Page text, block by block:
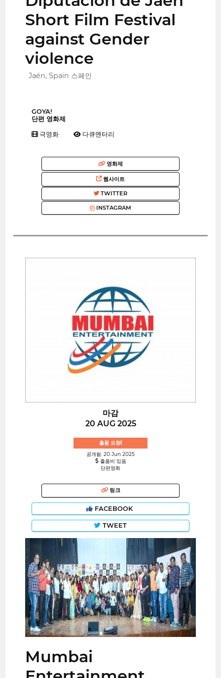
Short Film Festival
against Gender
violence
Jaén, Spain 스페인
GOYA!
단편 영화제
극영화 다큐멘터리
영화제
웹사이트
TWITTER
INSTAGRAM
마감
20 AUG 2025
출품 요청!
공개됨: 20 Jun 2025
출품비 있음
단편영화
링크
FACEBOOK
TWEET
Mumbai